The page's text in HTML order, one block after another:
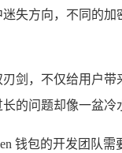
失方向，不同的
剑，不仅给用户
的问题却像一盆
钱包的开发团队